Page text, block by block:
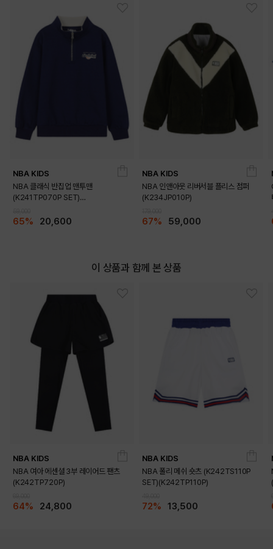
NBA KIDS
NBA 클래식 반집업 맨투맨
(K241TP070P SET)
65% 20,600
NBA KIDS
NBA 인앤아웃 리버서블 플리스 점퍼
(K234JP010P)
67% 59,000
이 상품과 함께 본 상품
NBA KIDS
NBA 여아 에센셜 3부 레이어드 팬츠
(K242TP720P)
64% 24,800
NBA KIDS
NBA 폴리 메쉬 숏츠 (K242TS110P
SET)(K242TP110P)
72% 13,500